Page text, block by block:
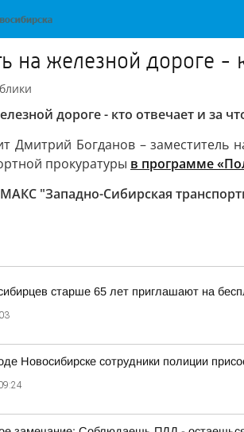
на железной дороге -
дороге - кто отвечает и за
Дмитрий Богданов – заместитель
прокуратуры в программе
"Западно-Сибирская
старше 65 лет приглашают на
Новосибирске сотрудники полиции